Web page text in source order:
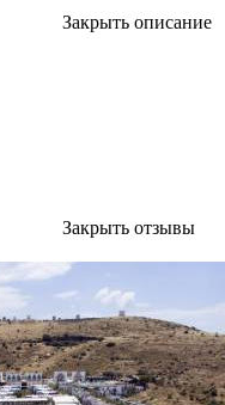
Закрыть описание
Закрыть отзывы